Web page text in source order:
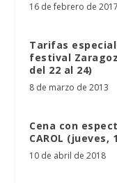
16 de febrero de 2017
Tarifas
festival
del 22 al 24)
8 de marzo de 2013
Cena con
CAROL (jueves,
10 de abril de 2018